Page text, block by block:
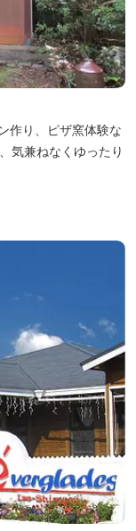
作り、ピザ窯体験な
気兼ねなくゆったり